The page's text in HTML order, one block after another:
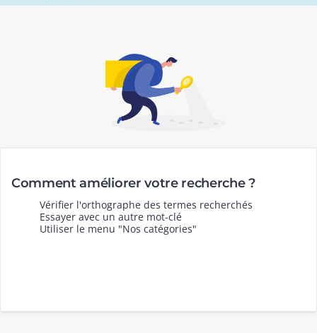
Comment améliorer votre recherche ?
Vérifier l'orthographe des termes recherchés
Essayer avec un autre mot-clé
Utiliser le menu "Nos catégories"